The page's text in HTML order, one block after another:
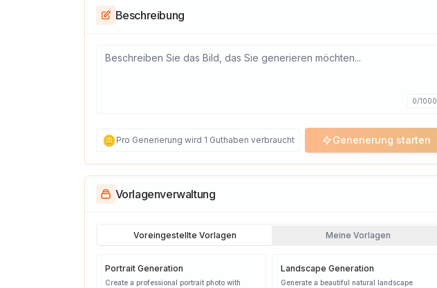
Beschreibung
0/1000
🪙Pro Generierung wird 1 Guthaben verbraucht Generierung starten
Vorlagenverwaltung
Voreingestellte Vorlagen Meine Vorlagen
Portrait Generation
Create a professional portrait photo with
Landscape Generation
Generate a beautiful natural landscape